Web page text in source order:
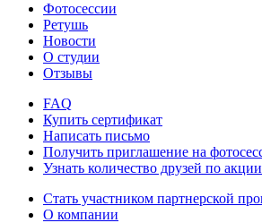
Фотосессии
Ретушь
Новости
О студии
Отзывы
FAQ
Купить сертификат
Написать письмо
Получить приглашение на
Узнать количество друзей по
Стать участником партнерской
О компании